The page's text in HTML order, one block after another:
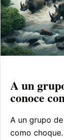
A un
conoce
A un grupo
como